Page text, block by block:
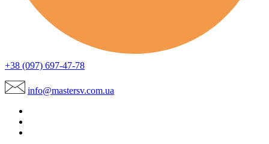
+38 (097) 697-47-78
info@mastersv.com.ua